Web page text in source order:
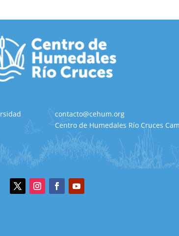
contacto@cehum.org
Centro de Humedales Río Cruces